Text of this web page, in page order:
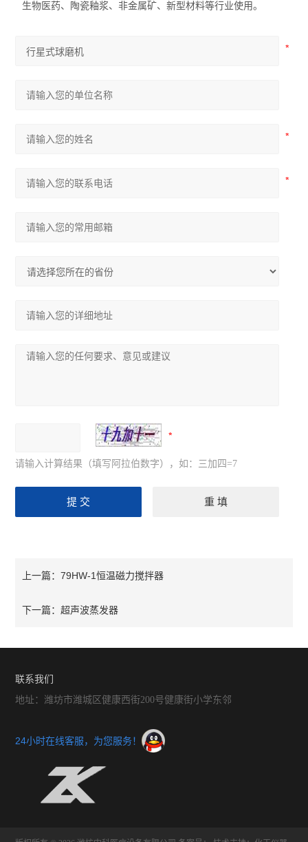
生物医药、陶瓷釉浆、非金属矿、新型材料等行业使用。
请输入计算结果（填写阿拉伯数字），如：三加四=7
上一篇：79HW-1恒温磁力搅拌器
下一篇：超声波蒸发器
联系我们
地址：潍坊市潍城区健康西街200号健康街小学东邻
24小时在线客服，为您服务！